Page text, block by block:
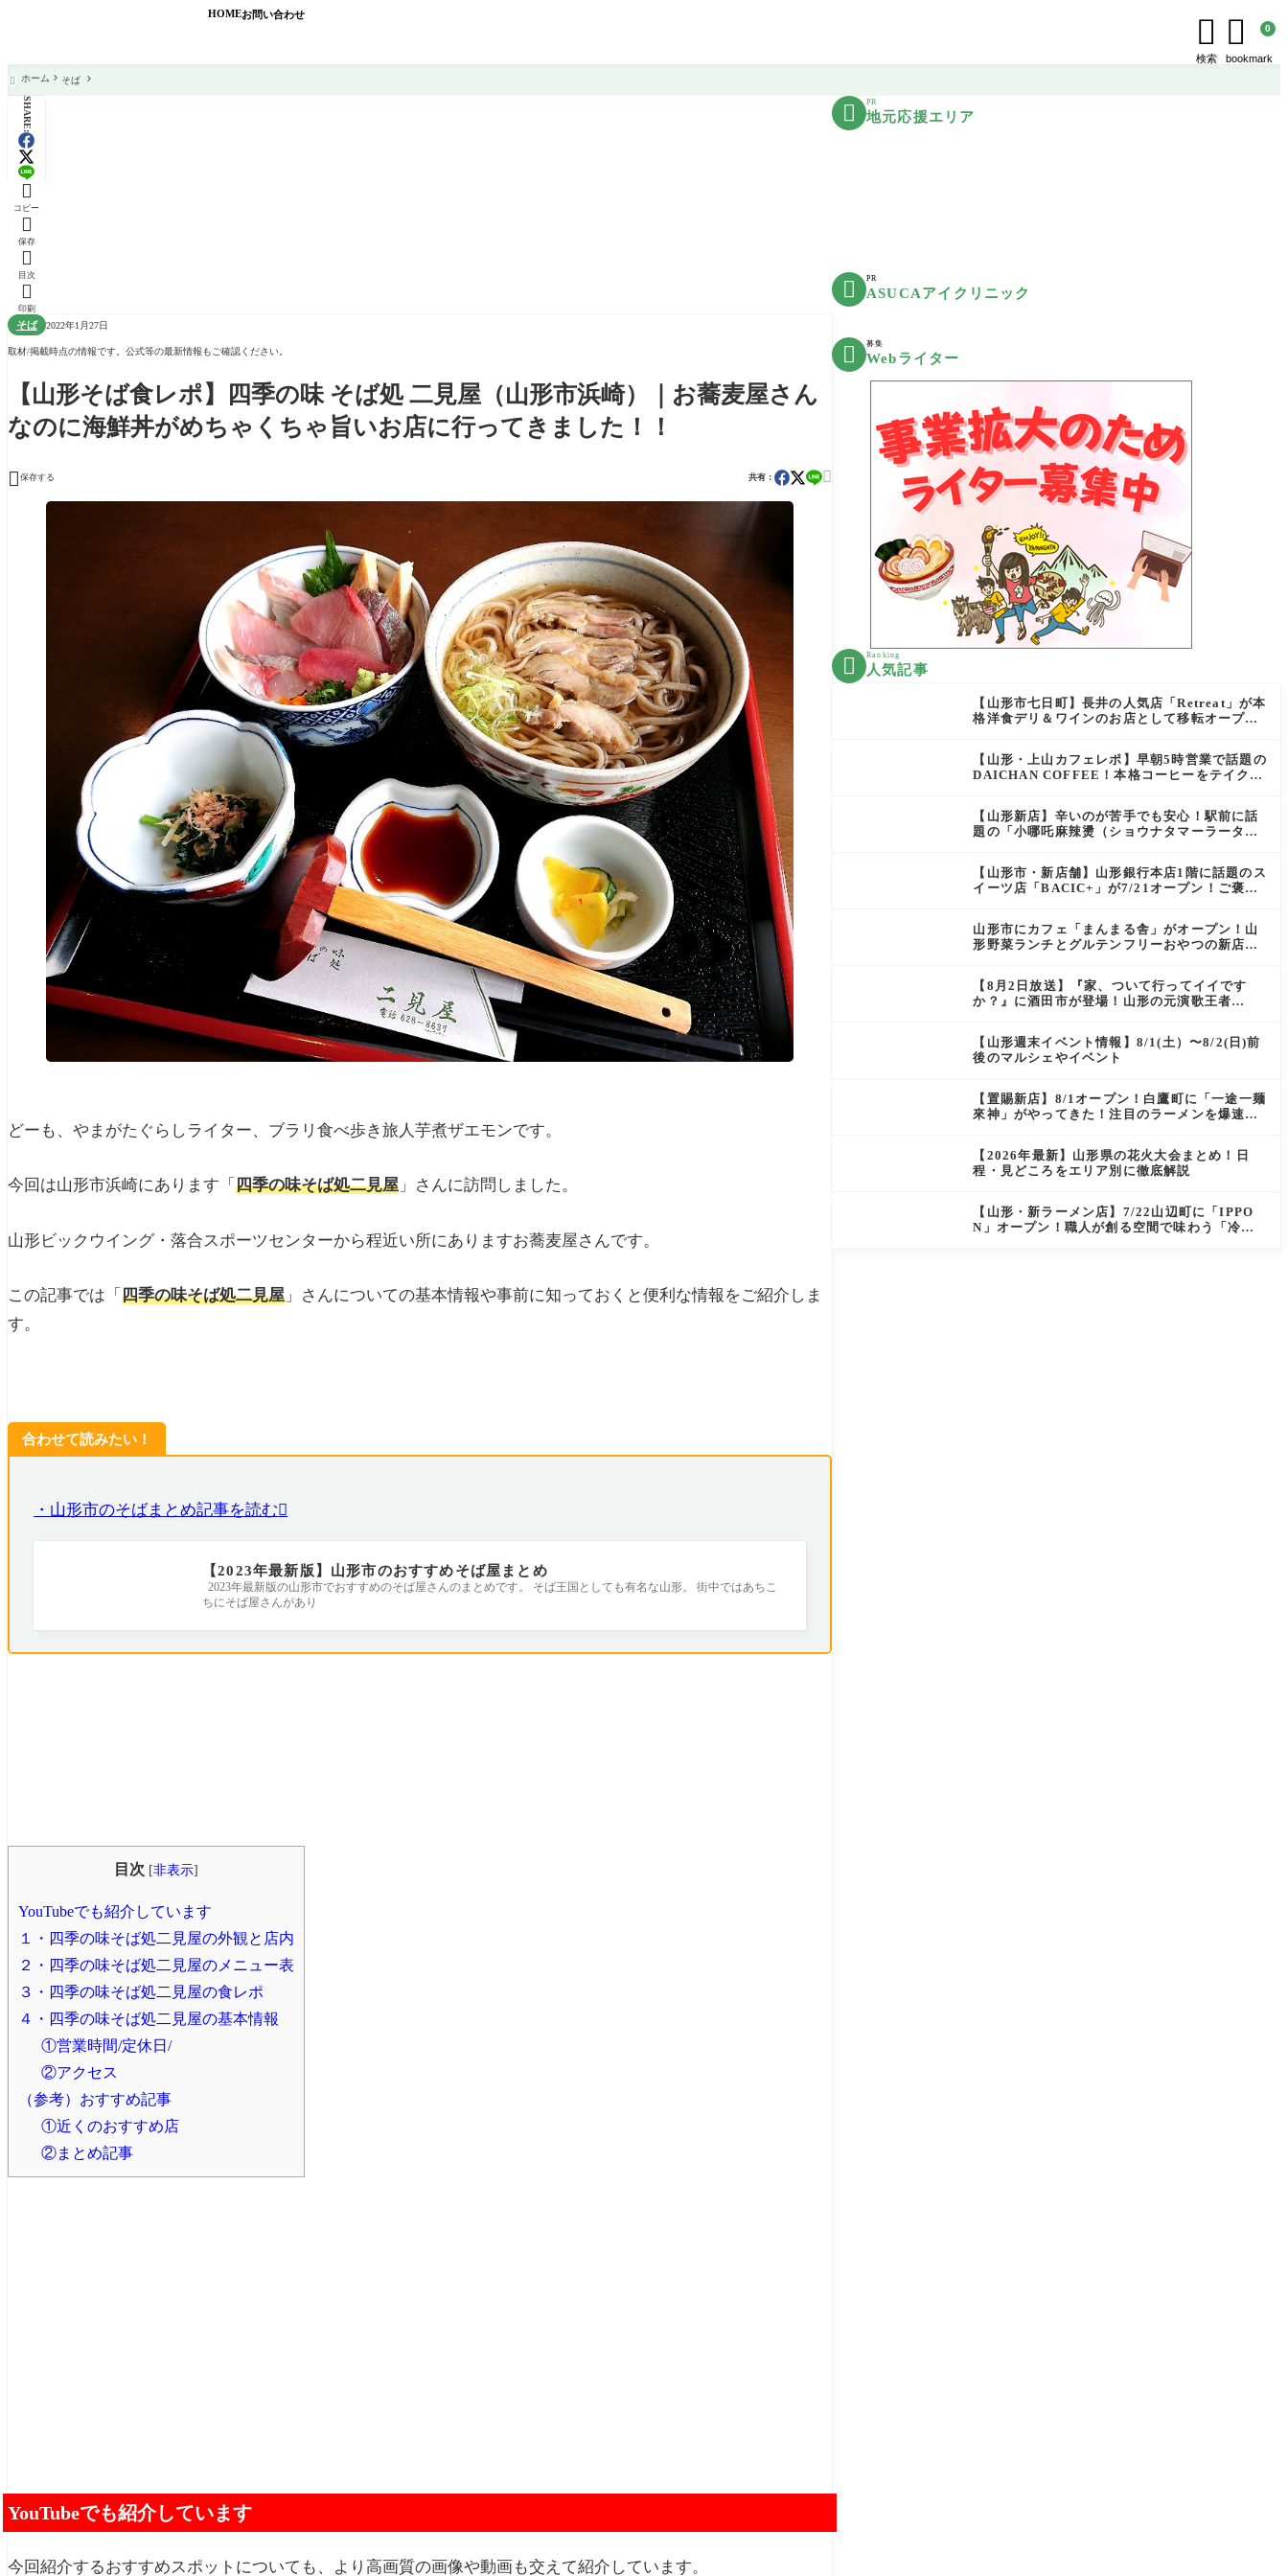
HOMEお問い合わせ 
検索
 0
bookmark
 ホーム そば
SHARE:

コピー

保存

目次

印刷
そば 2022年1月27日
取材/掲載時点の情報です。公式等の最新情報もご確認ください。
【山形そば食レポ】四季の味 そば処 二見屋（山形市浜崎）｜お蕎麦屋さん
なのに海鮮丼がめちゃくちゃ旨いお店に行ってきました！！
 保存する 共有： 
どーも、やまがたぐらしライター、ブラリ食べ歩き旅人芋煮ザエモンです。
今回は山形市浜崎にあります「 四季の味そば処二見屋 」さんに訪問しました。
山形ビックウイング・落合スポーツセンターから程近い所にありますお蕎麦屋さんです。
この記事では「 四季の味そば処二見屋 」さんについての基本情報や事前に知っておくと便利な情報をご紹介しま
す。
合わせて読みたい！
・山形市のそばまとめ記事を読む
【2023年最新版】山形市のおすすめそば屋まとめ
2023年最新版の山形市でおすすめのそば屋さんのまとめです。 そば王国としても有名な山形。 街中ではあちこ
ちにそば屋さんがあり
目次 [非表示]
YouTubeでも紹介しています
１・四季の味そば処二見屋の外観と店内
２・四季の味そば処二見屋のメニュー表
３・四季の味そば処二見屋の食レポ
４・四季の味そば処二見屋の基本情報
①営業時間/定休日/
②アクセス
（参考）おすすめ記事
①近くのおすすめ店
②まとめ記事
YouTubeでも紹介しています
今回紹介するおすすめスポットについても、より高画質の画像や動画も交えて紹介しています。
 PR
地元応援エリア
 PR
ASUCAアイクリニック
 募集
Webライター
 Ranking
人気記事
【山形市七日町】長井の人気店「Retreat」が本
格洋食デリ＆ワインのお店として移転オープン
【山形・上山カフェレポ】早朝5時営業で話題の
DAICHAN COFFEE！本格コーヒーをテイクア
【山形新店】辛いのが苦手でも安心！駅前に話
題の「小哪吒麻辣燙（ショウナタマーラータ
【山形市・新店舗】山形銀行本店1階に話題のス
イーツ店「BACIC+」が7/21オープン！ご褒美
山形市にカフェ「まんまる舎」がオープン！山
形野菜ランチとグルテンフリーおやつの新店情
【8月2日放送】『家、ついて行ってイイです
か？』に酒田市が登場！山形の元演歌王者
【山形週末イベント情報】8/1(土）〜8/2(日)前
後のマルシェやイベント
【置賜新店】8/1オープン！白鷹町に「一途一麺
來神」がやってきた！注目のラーメンを爆速実
【2026年最新】山形県の花火大会まとめ！日
程・見どころをエリア別に徹底解説
【山形・新ラーメン店】7/22山辺町に「IPPO
N」オープン！職人が創る空間で味わう「冷た